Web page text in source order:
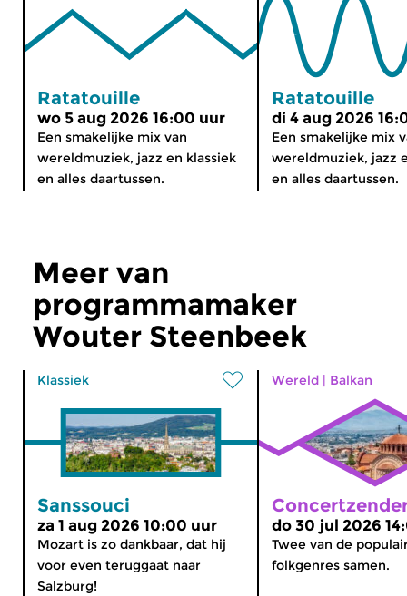
Ratatouille
wo 5 aug 2026 16:00 uur
Een smakelijke mix van
wereldmuziek, jazz en klassiek
en alles daartussen.
Ratatouille
di 4 aug 2026
Een smakelijke mix
wereldmuziek, jazz
en alles daartussen.
Meer van
programmamaker
Wouter Steenbeek
Klassiek
Sanssouci
za 1 aug 2026 10:00 uur
Mozart is zo dankbaar, dat hij
voor even teruggaat naar
Salzburg!
Wereld Balkan
do 30 jul 2026
Twee van de
folkgenres samen.